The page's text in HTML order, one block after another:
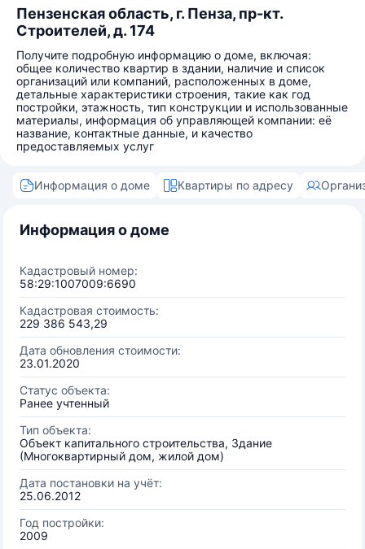
Пензенская область, г. Пенза, пр-кт.
Строителей, д. 174
Получите подробную информацию о доме, включая:
общее количество квартир в здании, наличие и список
организаций или компаний, расположенных в доме,
детальные характеристики строения, такие как год
постройки, этажность, тип конструкции и использованные
материалы, информация об управляющей компании: её
название, контактные данные, и качество
предоставляемых услуг
Информация о доме Квартиры по адресу
Информация о доме
Кадастровый номер:
58:29:1007009:6690
Кадастровая стоимость:
229 386 543,29
Дата обновления стоимости:
23.01.2020
Статус объекта:
Ранее учтенный
Тип объекта:
Объект капитального строительства, Здание
(Многоквартирный дом, жилой дом)
Дата постановки на учёт:
25.06.2012
Год постройки:
2009